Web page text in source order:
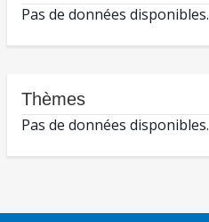
Pas de données disponibles.
Thèmes
Pas de données disponibles.